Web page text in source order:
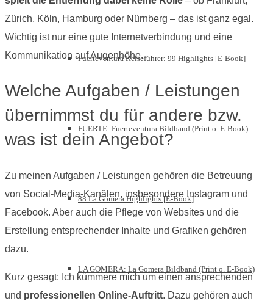
Fuerteventura Reiseführer: 99 Highlights [E-Book]
FUERTE: Fuerteventura Bildband (Print o. E-Book)
88 La Gomera Highlights [E-Book]
LA GOMERA: La Gomera Bildband (Print o. E-Book)
Zürich, Köln, Hamburg oder Nürnberg – das ist ganz egal.
Wichtig ist nur eine gute Internetverbindung und eine
Kommunikation auf Augenhöhe.
Welche Aufgaben / Leistungen
übernimmst du für andere bzw.
was ist dein Angebot?
Zu meinen Aufgaben / Leistungen gehören die Betreuung
von Social-Media-Kanälen, insbesondere Instagram und
Facebook. Aber auch die Pflege von Websites und die
Erstellung entsprechender Inhalte und Grafiken gehören
dazu.
Kurz gesagt: Ich kümmere mich um einen ansprechenden
und professionellen Online-Auftritt. Dazu gehören auch